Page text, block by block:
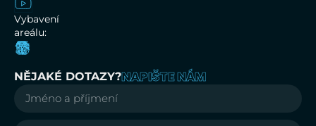
Vybavení
areálu:
NĚJAKÉ DOTAZY?NAPIŠTE NÁM